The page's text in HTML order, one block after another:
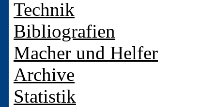
Technik
Bibliografien
Macher und Helfer
Archive
Statistik